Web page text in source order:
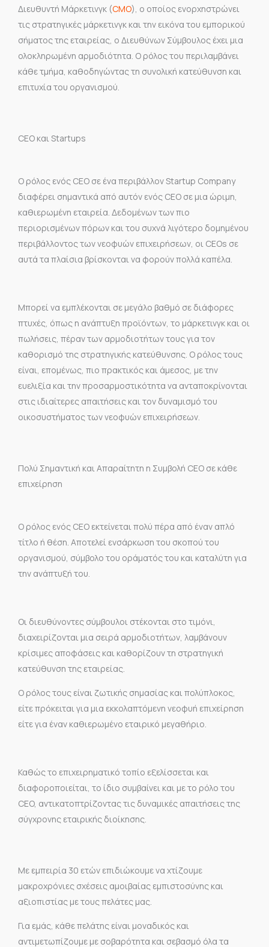
Διευθυντή Μάρκετινγκ (CMO), ο οποίος ενορχηστρώνει
τις στρατηγικές μάρκετινγκ και την εικόνα του εμπορικού
σήματος της εταιρείας, ο Διευθύνων Σύμβουλος έχει μια
ολοκληρωμένη αρμοδιότητα. Ο ρόλος του περιλαμβάνει
κάθε τμήμα, καθοδηγώντας τη συνολική κατεύθυνση και
επιτυχία του οργανισμού.
CEO και Startups
Ο ρόλος ενός CEO σε ένα περιβάλλον Startup Company
διαφέρει σημαντικά από αυτόν ενός CEO σε μια ώριμη,
καθιερωμένη εταιρεία. Δεδομένων των πιο
περιορισμένων πόρων και του συχνά λιγότερο δομημένου
περιβάλλοντος των νεοφυών επιχειρήσεων, οι CEOs σε
αυτά τα πλαίσια βρίσκονται να φορούν πολλά καπέλα.
Μπορεί να εμπλέκονται σε μεγάλο βαθμό σε διάφορες
πτυχές, όπως η ανάπτυξη προϊόντων, το μάρκετινγκ και οι
πωλήσεις, πέραν των αρμοδιοτήτων τους για τον
καθορισμό της στρατηγικής κατεύθυνσης. Ο ρόλος τους
είναι, επομένως, πιο πρακτικός και άμεσος, με την
ευελιξία και την προσαρμοστικότητα να ανταποκρίνονται
στις ιδιαίτερες απαιτήσεις και τον δυναμισμό του
οικοσυστήματος των νεοφυών επιχειρήσεων.
Πολύ Σημαντική και Απαραίτητη η Συμβολή CEO σε κάθε
επιχείρηση
Ο ρόλος ενός CEO εκτείνεται πολύ πέρα από έναν απλό
τίτλο ή θέση. Αποτελεί ενσάρκωση του σκοπού του
οργανισμού, σύμβολο του οράματός του και καταλύτη για
την ανάπτυξή του.
Οι διευθύνοντες σύμβουλοι στέκονται στο τιμόνι,
διαχειρίζονται μια σειρά αρμοδιοτήτων, λαμβάνουν
κρίσιμες αποφάσεις και καθορίζουν τη στρατηγική
κατεύθυνση της εταιρείας.
Ο ρόλος τους είναι ζωτικής σημασίας και πολύπλοκος,
είτε πρόκειται για μια εκκολαπτόμενη νεοφυή επιχείρηση
είτε για έναν καθιερωμένο εταιρικό μεγαθήριο.
Καθώς το επιχειρηματικό τοπίο εξελίσσεται και
διαφοροποιείται, το ίδιο συμβαίνει και με το ρόλο του
CEO, αντικατοπτρίζοντας τις δυναμικές απαιτήσεις της
σύγχρονης εταιρικής διοίκησης.
Με εμπειρία 30 ετών επιδιώκουμε να χτίζουμε
μακροχρόνιες σχέσεις αμοιβαίας εμπιστοσύνης και
αξιοπιστίας με τους πελάτες μας.
Για εμάς, κάθε πελάτης είναι μοναδικός και
αντιμετωπίζουμε με σοβαρότητα και σεβασμό όλα τα